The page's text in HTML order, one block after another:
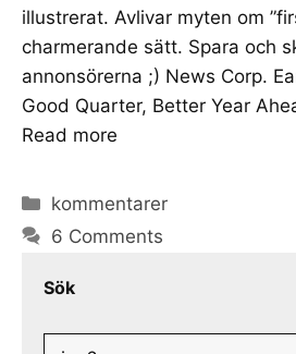
illustrerat. Avlivar myten om
charmerande sätt. Spara och
annonsörerna ;) News Corp.
Good Quarter, Better Year
Read more
Categories
kommentarer
6 Comments
Sök
Search